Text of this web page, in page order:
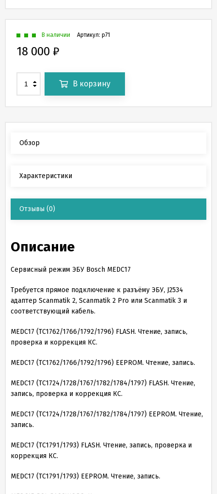
Артикул: p71
В наличии
18 000 ₽
В корзину
Обзор
Характеристики
Отзывы (0)
Описание
Сервисный режим ЭБУ Bosch MEDC17
Требуется прямое подключение к разъёму ЭБУ, J2534
адаптер Scanmatik 2, Scanmatik 2 Pro или Scanmatik 3 и
соответствующий кабель.
MEDC17 (TC1762/1766/1792/1796) FLASH. Чтение, запись,
проверка и коррекция КС.
MEDC17 (TC1762/1766/1792/1796) EEPROM. Чтение, запись.
MEDC17 (TC1724/1728/1767/1782/1784/1797) FLASH. Чтение,
запись, проверка и коррекция КС.
MEDC17 (TC1724/1728/1767/1782/1784/1797) EEPROM. Чтение,
запись.
MEDC17 (TC1791/1793) FLASH. Чтение, запись, проверка и
коррекция КС.
MEDC17 (TC1791/1793) EEPROM. Чтение, запись.